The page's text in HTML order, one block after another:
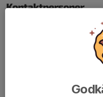
Kontaktpersoner
johan@horlen.com